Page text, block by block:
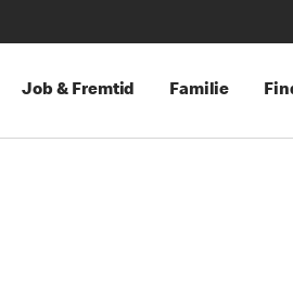
Job & Fremtid Familie